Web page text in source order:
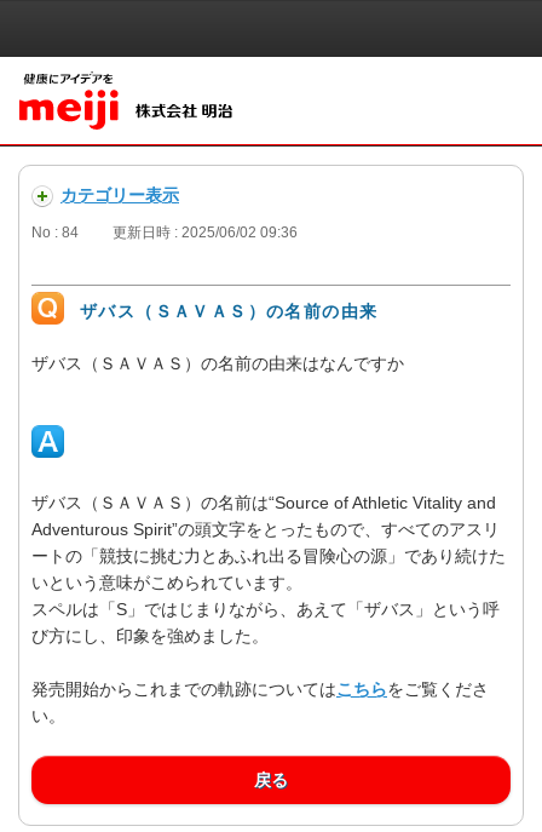
カテゴリー表示
No : 84 更新日時 : 2025/06/02 09:36
ザバス（ＳＡＶＡＳ）の名前の由来
ザバス（ＳＡＶＡＳ）の名前の由来はなんですか
ザバス（ＳＡＶＡＳ）の名前は“Source of Athletic Vitality and
Adventurous Spirit”の頭文字をとったもので、すべてのアスリ
ートの「競技に挑む力とあふれ出る冒険心の源」であり続けた
いという意味がこめられています。
スペルは「S」ではじまりながら、あえて「ザバス」という呼
び方にし、印象を強めました。
発売開始からこれまでの軌跡についてはこちらをご覧くださ
い。
戻る